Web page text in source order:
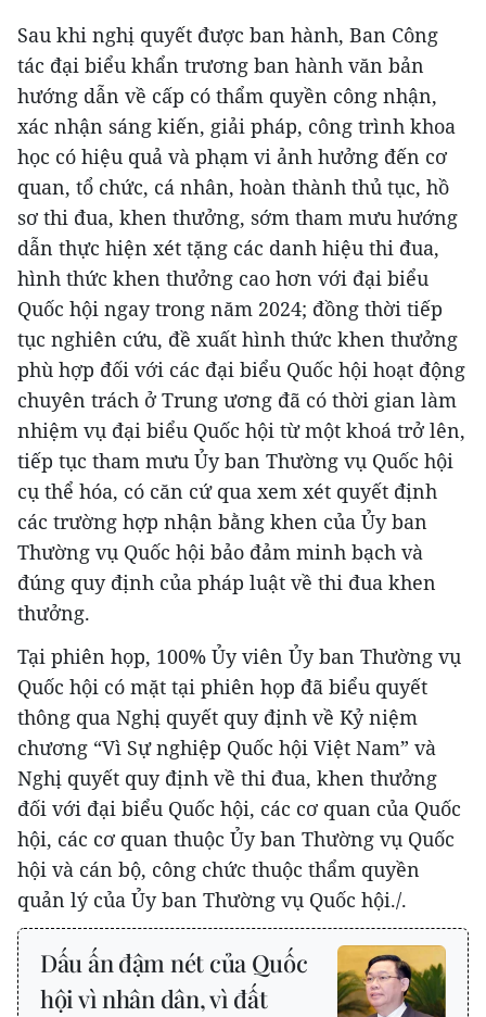
Sau khi nghị quyết được ban hành, Ban Công
tác đại biểu khẩn trương ban hành văn bản
hướng dẫn về cấp có thẩm quyền công nhận,
xác nhận sáng kiến, giải pháp, công trình khoa
học có hiệu quả và phạm vi ảnh hưởng đến cơ
quan, tổ chức, cá nhân, hoàn thành thủ tục, hồ
sơ thi đua, khen thưởng, sớm tham mưu hướng
dẫn thực hiện xét tặng các danh hiệu thi đua,
hình thức khen thưởng cao hơn với đại biểu
Quốc hội ngay trong năm 2024; đồng thời tiếp
tục nghiên cứu, đề xuất hình thức khen thưởng
phù hợp đối với các đại biểu Quốc hội hoạt động
chuyên trách ở Trung ương đã có thời gian làm
nhiệm vụ đại biểu Quốc hội từ một khoá trở lên,
tiếp tục tham mưu Ủy ban Thường vụ Quốc hội
cụ thể hóa, có căn cứ qua xem xét quyết định
các trường hợp nhận bằng khen của Ủy ban
Thường vụ Quốc hội bảo đảm minh bạch và
đúng quy định của pháp luật về thi đua khen
thưởng.
Tại phiên họp, 100% Ủy viên Ủy ban Thường vụ
Quốc hội có mặt tại phiên họp đã biểu quyết
thông qua Nghị quyết quy định về Kỷ niệm
chương “Vì Sự nghiệp Quốc hội Việt Nam” và
Nghị quyết quy định về thi đua, khen thưởng
đối với đại biểu Quốc hội, các cơ quan của Quốc
hội, các cơ quan thuộc Ủy ban Thường vụ Quốc
hội và cán bộ, công chức thuộc thẩm quyền
quản lý của Ủy ban Thường vụ Quốc hội./.
Dấu ấn đậm nét của Quốc
hội vì nhân dân, vì đất